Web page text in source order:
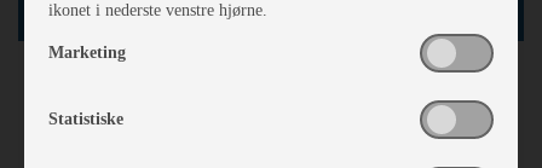
SØG
Netop nu60
ikonet i nederste venstre hjørne.
Marketing
Statistiske